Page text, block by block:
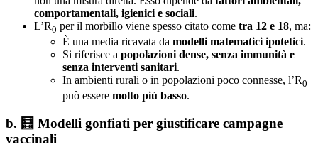
comportamentali, igienici e sociali.
L’R0 per il morbillo viene spesso citato come tra 12 e 18, ma:
È una media ricavata da modelli matematici ipotetici.
Si riferisce a popolazioni dense, senza immunità e
senza interventi sanitari.
In ambienti rurali o in popolazioni poco connesse, l’R0
può essere molto più basso.
b. 🧮 Modelli gonfiati per giustificare campagne
vaccinali